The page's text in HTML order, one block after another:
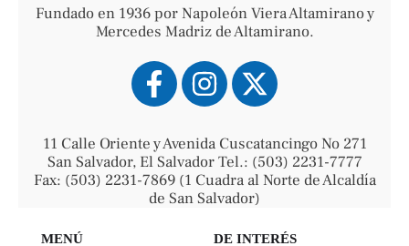
Fundado en 1936 por Napoleón Viera Altamirano y
Mercedes Madriz de Altamirano.
11 Calle Oriente y Avenida Cuscatancingo No 271
San Salvador, El Salvador Tel.: (503) 2231-7777
Fax: (503) 2231-7869 (1 Cuadra al Norte de Alcaldía
de San Salvador)
MENÚ DE INTERÉS